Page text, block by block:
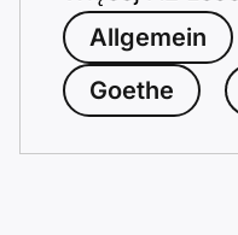
Allgemein
Goethe